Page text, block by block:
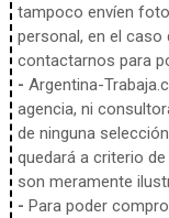
tampoco envíen
personal, en el
contactarnos para
- Argentina-
agencia, ni
de ninguna
quedará a criterio
son meramente
- Para poder